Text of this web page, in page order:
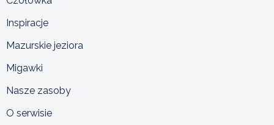
Inspiracje
Mazurskie jeziora
Migawki
Nasze zasoby
O serwisie